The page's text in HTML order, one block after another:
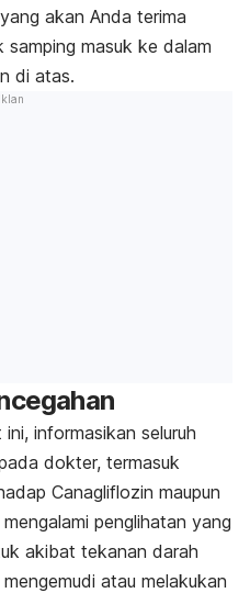
akan Anda terima
masuk ke dalam
di atas.
Iklan
informasikan seluruh
dokter, termasuk
Canagliflozin maupun
penglihatan yang
akibat tekanan darah
atau melakukan